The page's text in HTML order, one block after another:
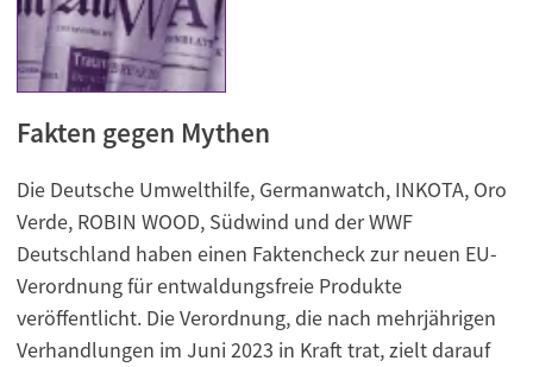
Fakten gegen Mythen
Die Deutsche Umwelthilfe, Germanwatch, INKOTA, Oro
Verde, ROBIN WOOD, Südwind und der WWF
Deutschland haben einen Faktencheck zur neuen EU-
Verordnung für entwaldungsfreie Produkte
veröffentlicht. Die Verordnung, die nach mehrjährigen
Verhandlungen im Juni 2023 in Kraft trat, zielt darauf